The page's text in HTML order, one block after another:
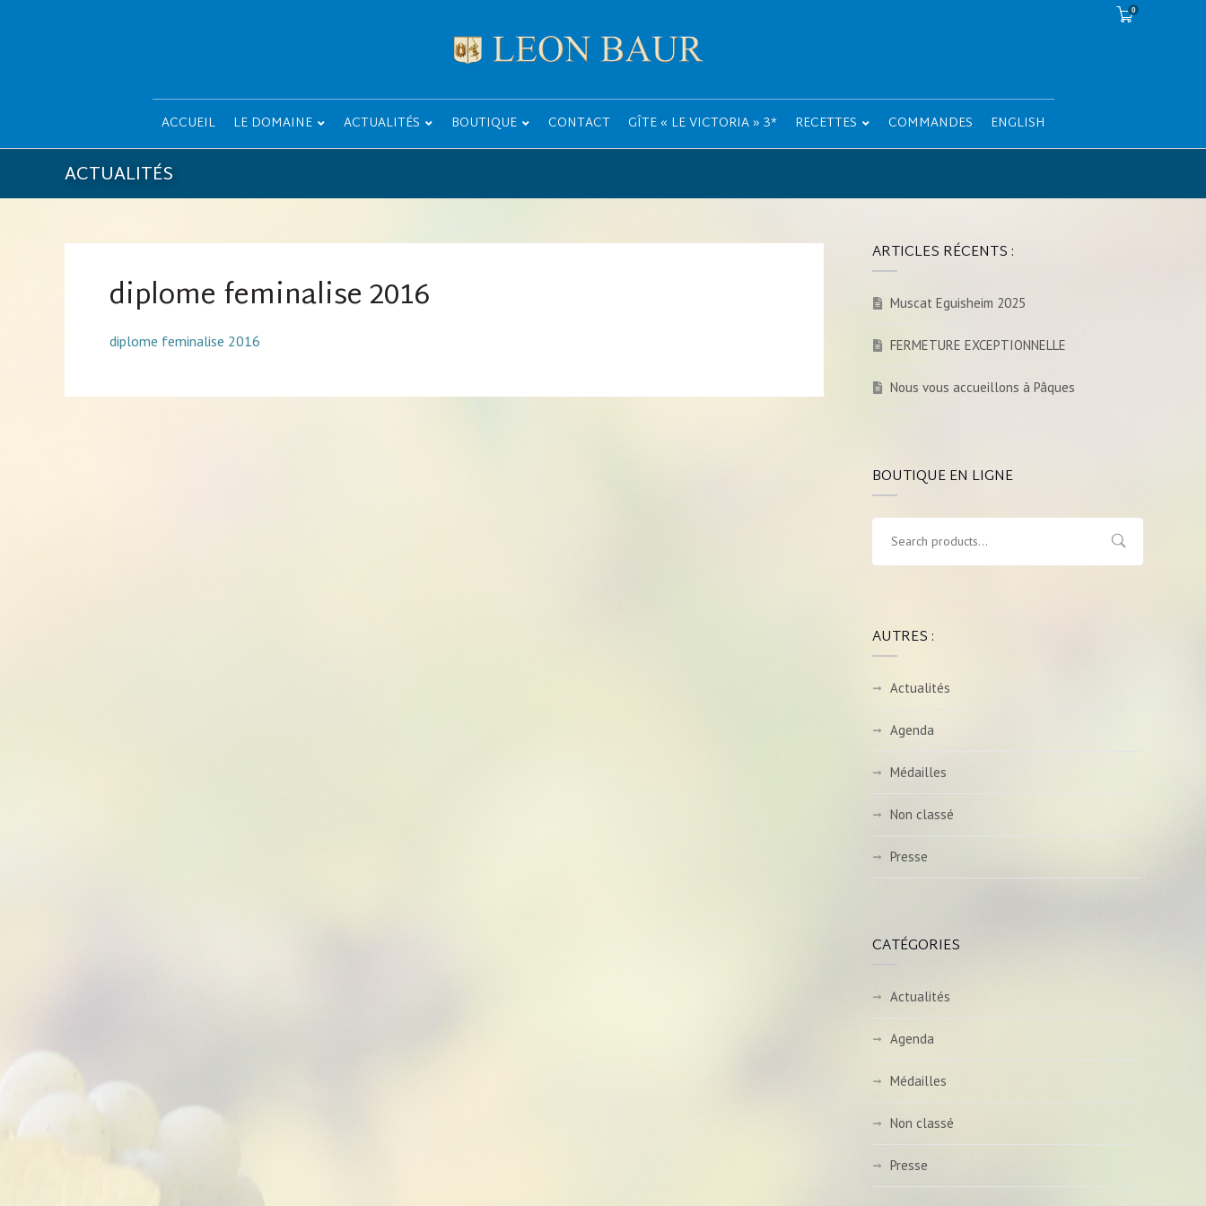
0
ACCUEIL LE DOMAINE ACTUALITÉS BOUTIQUE CONTACT GÎTE « LE VICTORIA » 3* RECETTES COMMANDES ENGLISH
ACTUALITÉS
diplome feminalise 2016
diplome feminalise 2016
ARTICLES RÉCENTS :
Muscat Eguisheim 2025
FERMETURE EXCEPTIONNELLE
Nous vous accueillons à Pâques
BOUTIQUE EN LIGNE
AUTRES :
Actualités
Agenda
Médailles
Non classé
Presse
CATÉGORIES
Actualités
Agenda
Médailles
Non classé
Presse